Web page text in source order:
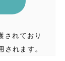
されており
されます。